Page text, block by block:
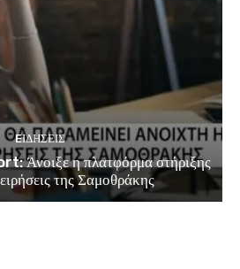
EΙΔΗΣΕΙΣ
Άνοιξε η πλατφόρμα στήριξης
της Σαμοθράκης